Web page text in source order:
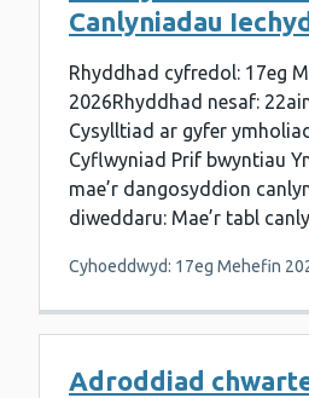
Canlyniadau
Rhyddhad cyfredol: 17eg
2026Rhyddhad nesaf:
Cysylltiad ar gyfer
Cyflwyniad Prif bwyntiau
mae’r dangosyddion
diweddaru: Mae’r tabl
Cyhoeddwyd: 17eg Mehefin
Adroddiad